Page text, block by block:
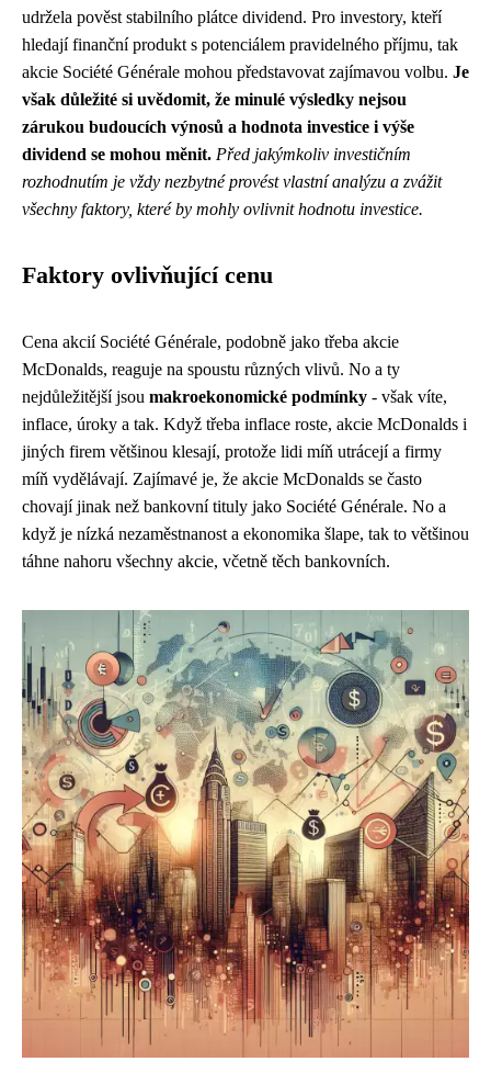
udržela pověst stabilního plátce dividend. Pro investory, kteří
hledají finanční produkt s potenciálem pravidelného příjmu, tak
akcie Société Générale mohou představovat zajímavou volbu. Je
však důležité si uvědomit, že minulé výsledky nejsou
zárukou budoucích výnosů a hodnota investice i výše
dividend se mohou měnit. Před jakýmkoliv investičním
rozhodnutím je vždy nezbytné provést vlastní analýzu a zvážit
všechny faktory, které by mohly ovlivnit hodnotu investice.
Faktory ovlivňující cenu
Cena akcií Société Générale, podobně jako třeba akcie
McDonalds, reaguje na spoustu různých vlivů. No a ty
nejdůležitější jsou makroekonomické podmínky - však víte,
inflace, úroky a tak. Když třeba inflace roste, akcie McDonalds i
jiných firem většinou klesají, protože lidi míň utrácejí a firmy
míň vydělávají. Zajímavé je, že akcie McDonalds se často
chovají jinak než bankovní tituly jako Société Générale. No a
když je nízká nezaměstnanost a ekonomika šlape, tak to většinou
táhne nahoru všechny akcie, včetně těch bankovních.